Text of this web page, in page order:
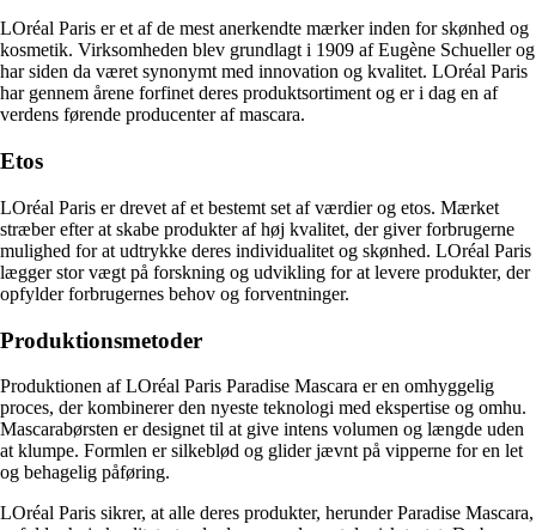
LOréal Paris er et af de mest anerkendte mærker inden for skønhed og
kosmetik. Virksomheden blev grundlagt i 1909 af Eugène Schueller og
har siden da været synonymt med innovation og kvalitet. LOréal Paris
har gennem årene forfinet deres produktsortiment og er i dag en af
verdens førende producenter af mascara.
Etos
LOréal Paris er drevet af et bestemt set af værdier og etos. Mærket
stræber efter at skabe produkter af høj kvalitet, der giver forbrugerne
mulighed for at udtrykke deres individualitet og skønhed. LOréal Paris
lægger stor vægt på forskning og udvikling for at levere produkter, der
opfylder forbrugernes behov og forventninger.
Produktionsmetoder
Produktionen af LOréal Paris Paradise Mascara er en omhyggelig
proces, der kombinerer den nyeste teknologi med ekspertise og omhu.
Mascarabørsten er designet til at give intens volumen og længde uden
at klumpe. Formlen er silkeblød og glider jævnt på vipperne for en let
og behagelig påføring.
LOréal Paris sikrer, at alle deres produkter, herunder Paradise Mascara,